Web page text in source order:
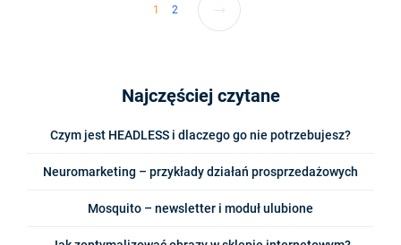
1 2
Najczęściej czytane
Czym jest HEADLESS i dlaczego go nie potrzebujesz?
Neuromarketing – przykłady działań prosprzedażowych
Mosquito – newsletter i moduł ulubione